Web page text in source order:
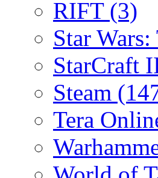
RIFT (3)
Star
StarCraft
Steam
Tera